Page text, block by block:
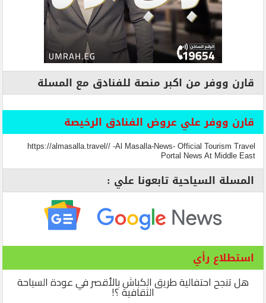
قارن ووفر من اكبر منصة للفنادق مع المسلة
قارن ووفر علي عروض الفنادق الرخيصة
https://almasalla.travel// -Al Masalla-News- Official Tourism Travel
Portal News At Middle East
المسلة السياحية تابعونا علي :
استطلاع رأي
هل تنجح احتفالية طريق الكباش بالأقصر في عودة السياحة
الثقافية ؟!